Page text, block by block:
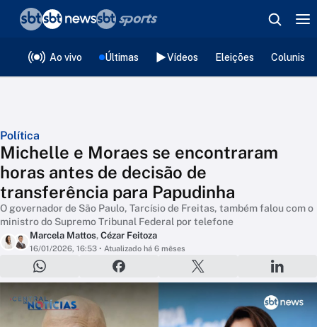
Ao vivo Últimas Vídeos Eleições
Política
Michelle e Moraes se encontraram
horas antes de decisão de
transferência para Papudinha
O governador de São Paulo, Tarcísio de Freitas, também falou com o
ministro do Supremo Tribunal Federal por telefone
Marcela Mattos, Cézar Feitoza
16/01/2026, 16:53 • Atualizado há 6 mêses
❮voltar
Editorias